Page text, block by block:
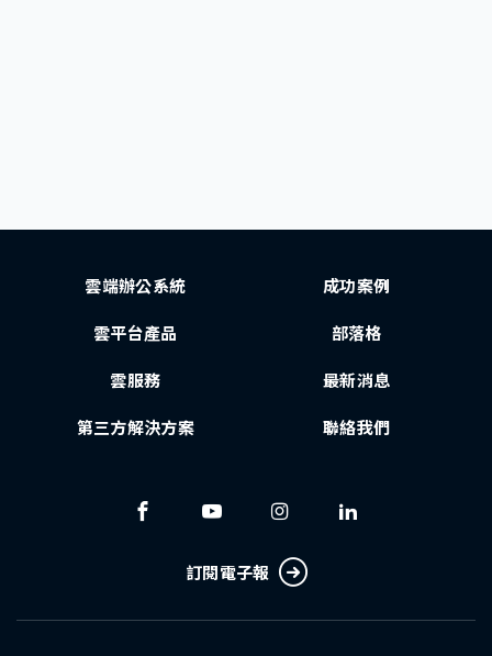
雲端辦公系統
雲平台產品
雲服務
第三方解決方案
成功案例
部落格
最新消息
聯絡我們
訂閱電子報